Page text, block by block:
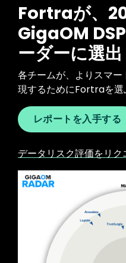
Fortraが、
GigaOM
ーダーに選出
各チームが、よりスマ
現するためにFortraを選
レポートを入手する
データリスク評価をリク
Image